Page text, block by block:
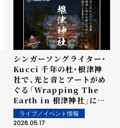
シンガーソングライター・
Kucci 千年の杜・根津神
社で、光と音とアートがめ
ぐる「Wrapping The
Earth in 根津神社」にて
5月23日（土）ライブパフォ
ーマンス出演が決定！
ライブ／イベント情報
2026.05.17